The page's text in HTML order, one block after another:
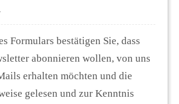
Formulars bestätigen Sie, dass
abonnieren wollen, von uns
erhalten möchten und die
gelesen und zur Kenntnis